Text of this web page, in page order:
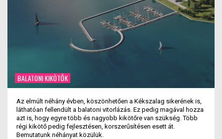
BALATONI KIKÖTŐK
Az elmúlt néhány évben, köszönhetően a Kékszalag sikerének is,
láthatóan fellendült a balatoni vitorlázás. Ez pedig magával hozza
azt is, hogy egyre több és nagyobb kikötőre van szükség. Több
régi kikötő pedig fejlesztésen, korszerűsítésen esett át.
Bemutatunk néhányat közülük.